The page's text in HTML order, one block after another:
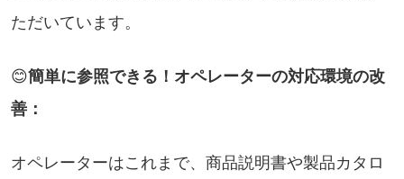
ただいています。
😊簡単に参照できる！オペレーターの対応環境の改
善：
オペレーターはこれまで、商品説明書や製品カタロ